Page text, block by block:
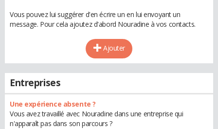
Vous pouvez lui suggérer d'en écrire un en lui envoyant un
message. Pour cela ajoutez d'abord Nouradine à vos contacts.
Ajouter
Entreprises
Une expérience absente ?
Vous avez travaillé avec Nouradine dans une entreprise qui
n'apparaît pas dans son parcours ?